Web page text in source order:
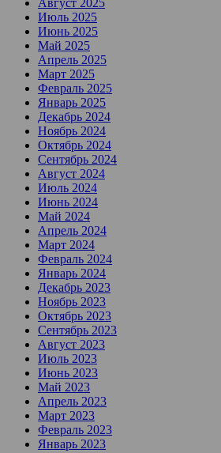
Август 2025
Июль 2025
Июнь 2025
Май 2025
Апрель 2025
Март 2025
Февраль 2025
Январь 2025
Декабрь 2024
Ноябрь 2024
Октябрь 2024
Сентябрь 2024
Август 2024
Июль 2024
Июнь 2024
Май 2024
Апрель 2024
Март 2024
Февраль 2024
Январь 2024
Декабрь 2023
Ноябрь 2023
Октябрь 2023
Сентябрь 2023
Август 2023
Июль 2023
Июнь 2023
Май 2023
Апрель 2023
Март 2023
Февраль 2023
Январь 2023